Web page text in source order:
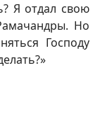
Я отдал свою
Но
Господу